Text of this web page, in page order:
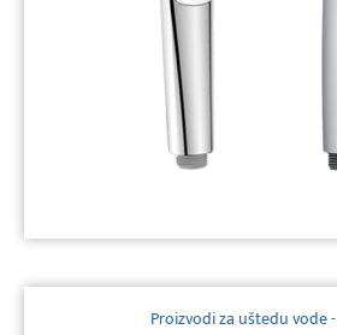
Proizvodi za uštedu vode -